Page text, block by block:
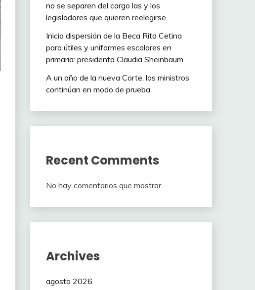
no se separen del cargo las y los
legisladores que quieren reelegirse
Inicia dispersión de la Beca Rita Cetina
para útiles y uniformes escolares en
primaria: presidenta Claudia Sheinbaum
A un año de la nueva Corte, los ministros
continúan en modo de prueba
Recent Comments
No hay comentarios que mostrar.
Archives
agosto 2026